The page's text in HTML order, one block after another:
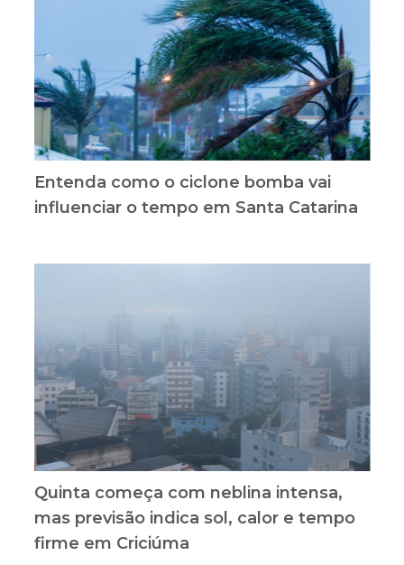
Entenda como o ciclone bomba vai
influenciar o tempo em Santa Catarina
Quinta começa com neblina intensa,
mas previsão indica sol, calor e tempo
firme em Criciúma